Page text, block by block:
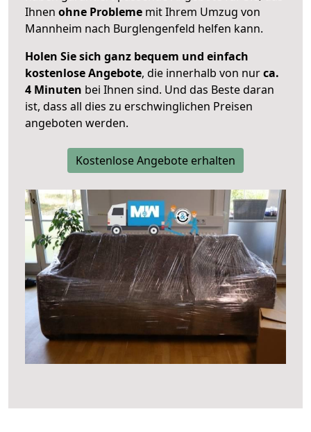
Ihnen ohne Probleme mit Ihrem Umzug von
Mannheim nach Burglengenfeld helfen kann.
Holen Sie sich ganz bequem und einfach
kostenlose Angebote, die innerhalb von nurca.
4 Minuten bei Ihnen sind. Und das Beste daran
ist, dass all dies zu erschwinglichen Preisen
angeboten werden.
Kostenlose Angebote erhalten